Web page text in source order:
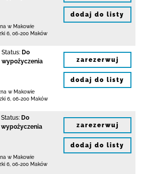
w Makowie
6 06-200 Maków
dodaj do listy
Status: Do
wypożyczenia
w Makowie
6 06-200 Maków
zarezerwuj
dodaj do listy
Status: Do
wypożyczenia
w Makowie
6 06-200 Maków
zarezerwuj
dodaj do listy